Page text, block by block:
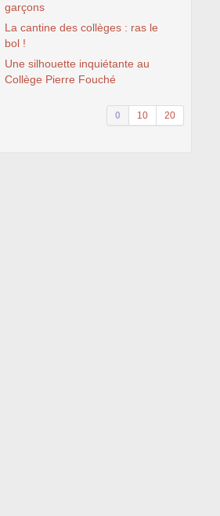
garçons
La cantine des collèges : ras le
bol !
Une silhouette inquiétante au
Collège Pierre Fouché
0 10 20